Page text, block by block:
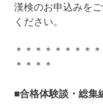
漢検のお申込みを
ください。
＊＊＊＊＊＊＊＊
＊＊＊＊
■合格体験談・総集